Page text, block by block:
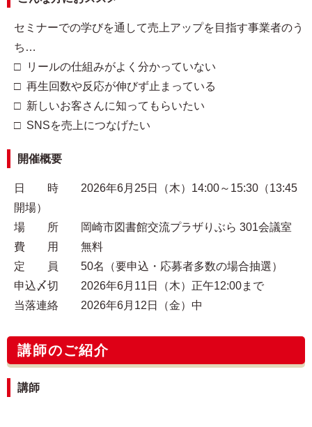
セミナーでの学びを通して売上アップを目指す事業者のう
ち…
□ リールの仕組みがよく分かっていない
□ 再生回数や反応が伸びず止まっている
□ 新しいお客さんに知ってもらいたい
□ SNSを売上につなげたい
開催概要
日 時 2026年6月25日（木）14:00～15:30（13:45
開場）
場 所 岡崎市図書館交流プラザりぶら 301会議室
費 用 無料
定 員 50名（要申込・応募者多数の場合抽選）
申込〆切 2026年6月11日（木）正午12:00まで
当落連絡 2026年6月12日（金）中
講師のご紹介
講師